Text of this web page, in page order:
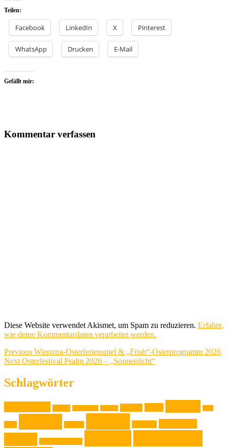
Teilen:
Facebook LinkedIn X Pinterest
WhatsApp Drucken E-Mail
Gefällt mir:
Kommentar verfassen
Diese Website verwendet Akismet, um Spam zu reduzieren. Erfahre,
wie deine Kommentardaten verarbeitet werden.
Beitragsnavigation
Previous Previous
post:
Wienxtra-Osterferienspiel & „Frish“-Osterprogramm 2026
Next Next
Osterfestival Psalm 2026 – „Sonnenlicht“
Schlagwörter